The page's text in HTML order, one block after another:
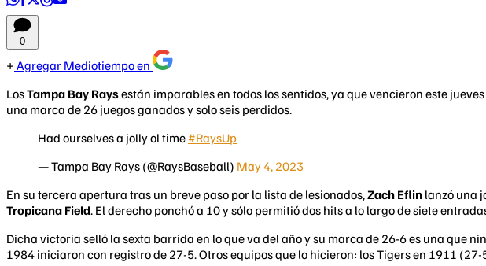
0
Agregar Mediotiempo en
LosTampa Bay Raysestán imparables en todos los sentidos, ya que vencieron este
una marca de 26 juegos ganados y solo seis perdidos.
Had ourselves a jolly ol time #RaysUp
— Tampa Bay Rays (@RaysBaseball) May 4, 2023
En su tercera apertura tras un breve paso por la lista de lesionados,Zach Eflin lanzó una
Tropicana Field. El derecho ponchó a 10 y sólo permitió dos hits a lo largo de siete
Dicha victoria selló la sexta barrida en lo que va del año y su marca de 26-6 es una que
1984 iniciaron con registro de 27-5. Otros equipos que lo hicieron: los Tigers en 1911